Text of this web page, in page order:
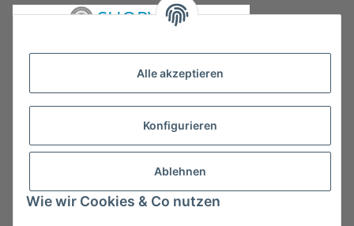
Alle akzeptieren
Konfigurieren
Ablehnen
Wie wir Cookies & Co nutzen